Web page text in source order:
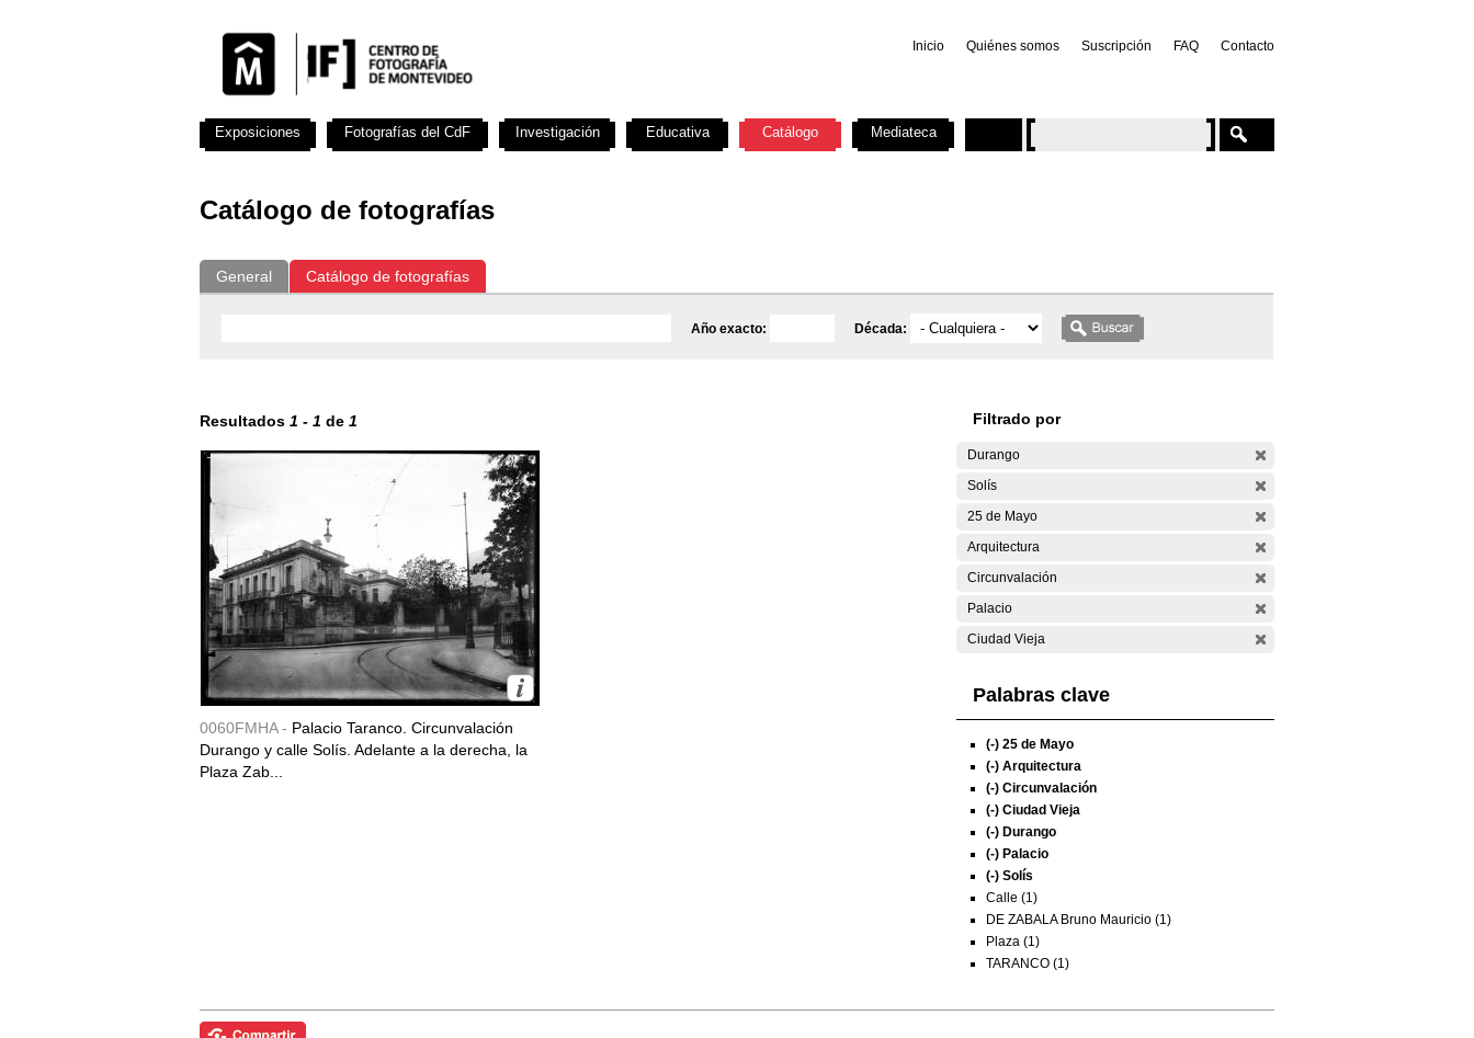
Inicio Quiénes somos Suscripción FAQ Contacto
Catálogo de fotografías
General Catálogo de fotografías
Año exacto: Década:
Resultados 1 - 1 de 1
0060FMHA - Palacio Taranco. Circunvalación
Durango y calle Solís. Adelante a la derecha, la
Plaza Zab...
Filtrado por
Durango
Solís
25 de Mayo
Arquitectura
Circunvalación
Palacio
Ciudad Vieja
Palabras clave
(-) 25 de Mayo
(-) Arquitectura
(-) Circunvalación
(-) Ciudad Vieja
(-) Durango
(-) Palacio
(-) Solís
Calle (1)
DE ZABALA Bruno Mauricio (1)
Plaza (1)
TARANCO (1)
Exposiciones Fotografías del CdF Investigación Educativa Catálogo Mediateca